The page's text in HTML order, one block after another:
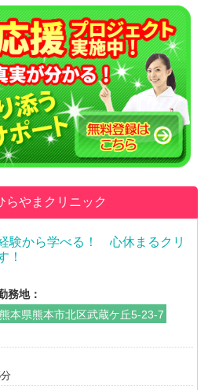
らやまクリニック
験から学べる！ 心休まるクリ
！
務地：
熊本県熊本市北区武蔵ケ丘5-23-7